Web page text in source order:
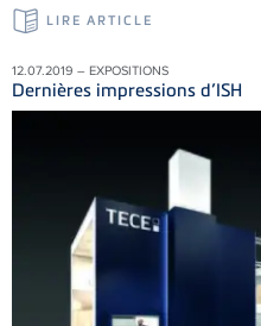
LIRE ARTICLE
12.07.2019 – EXPOSITIONS
Dernières impressions d’ISH